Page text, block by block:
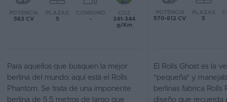
Concesionarios
Blog
Ventas
POTENCIA
563 CV
PLAZAS
5
CONSUMO
-
CO2
341-344
g/Km
POTENCIA
570-612 CV
PLAZAS
5
Para aquellos que busquen la mejor
berlina del mundo: aquí está el Rolls
Phantom. Se trata de una imponente
berlina de 5.5 metros de largo que
El Rolls Ghost es la
"pequeña" y
berlinas fabrica Rolls
diseño que recuerda